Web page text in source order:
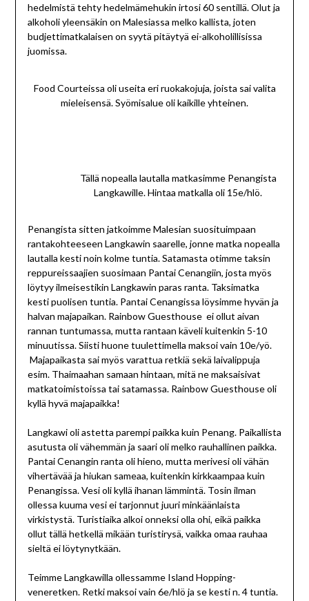
hedelmistä tehty hedelmämehukin irtosi 60 sentillä. Olut ja
alkoholi yleensäkin on Malesiassa melko kallista, joten
budjettimatkalaisen on syytä pitäytyä ei-alkoholillisissa
juomissa.
Food Courteissa oli useita eri ruokakojuja, joista sai valita
mieleisensä. Syömisalue oli kaikille yhteinen.
Tällä nopealla lautalla matkasimme Penangista
Langkawille. Hintaa matkalla oli 15e/hlö.
Penangista sitten jatkoimme Malesian suosituimpaan
rantakohteeseen Langkawin saarelle, jonne matka nopealla
lautalla kesti noin kolme tuntia. Satamasta otimme taksin
reppureissaajien suosimaan Pantai Cenangiin, josta myös
löytyy ilmeisestikin Langkawin paras ranta. Taksimatka
kesti puolisen tuntia. Pantai Cenangissa löysimme hyvän ja
halvan majapaikan. Rainbow Guesthouse ei ollut aivan
rannan tuntumassa, mutta rantaan käveli kuitenkin 5-10
minuutissa. Siisti huone tuulettimella maksoi vain 10e/yö.
Majapaikasta sai myös varattua retkiä sekä laivalippuja
esim. Thaimaahan samaan hintaan, mitä ne maksaisivat
matkatoimistoissa tai satamassa. Rainbow Guesthouse oli
kyllä hyvä majapaikka!
Langkawi oli astetta parempi paikka kuin Penang. Paikallista
asutusta oli vähemmän ja saari oli melko rauhallinen paikka.
Pantai Cenangin ranta oli hieno, mutta merivesi oli vähän
vihertävää ja hiukan sameaa, kuitenkin kirkkaampaa kuin
Penangissa. Vesi oli kyllä ihanan lämmintä. Tosin ilman
ollessa kuuma vesi ei tarjonnut juuri minkäänlaista
virkistystä. Turistiaika alkoi onneksi olla ohi, eikä paikka
ollut tällä hetkellä mikään turistirysä, vaikka omaa rauhaa
sieltä ei löytynytkään.
Teimme Langkawilla ollessamme Island Hopping-
veneretken. Retki maksoi vain 6e/hlö ja se kesti n. 4 tuntia.